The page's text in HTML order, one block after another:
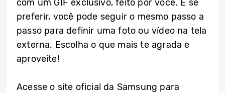
com um GIF exclusivo, feito por você. E se
preferir, você pode seguir o mesmo passo a
passo para definir uma foto ou vídeo na tela
externa. Escolha o que mais te agrada e
aproveite!
Acesse o site oficial da Samsung para